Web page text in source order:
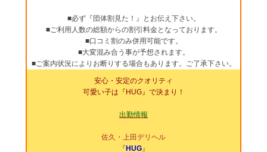
■必ず『団体割見た！』とお伝え下さい。
■ご利用人数の総額からの割引料金となっております。
■口コミ割のみ併用可能です。
■大変混み合う事が予想されます。
■ご案内状況によりお断りする場合もあります。ご了承下さい。
安心・安定のクオリティ
可愛い子は『HUG』で決まり！
出勤情報
佐久・上田デリヘル
『HUG』